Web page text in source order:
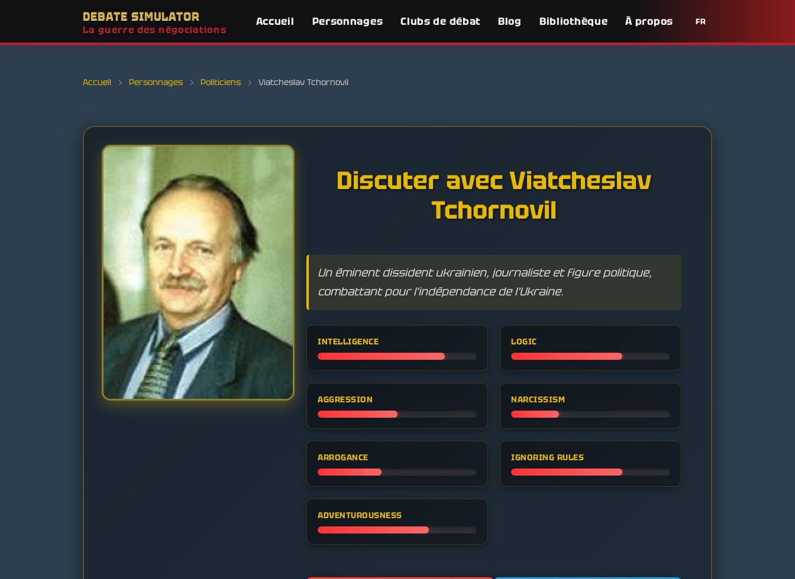
DEBATE SIMULATOR
La guerre des négociations
Accueil Personnages Clubs de débat Blog Bibliothèque À propos FR
Accueil › Personnages › Politiciens › Viatcheslav Tchornovil
Discuter avec Viatcheslav
Tchornovil
Un éminent dissident ukrainien, journaliste et figure politique,
combattant pour l'indépendance de l'Ukraine.
INTELLIGENCE LOGIC
AGGRESSION NARCISSISM
ARROGANCE IGNORING RULES
ADVENTUROUSNESS